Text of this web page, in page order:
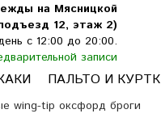
на Мясницкой
12, этаж 2)
с 12:00 до 20:00.
записи
ПАЛЬТО И
wing-tip оксфорд броги